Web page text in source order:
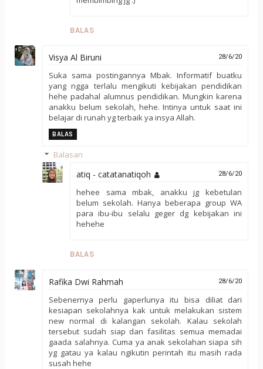
BALAS
Visya Al Biruni 28/6/20
Suka sama postingannya Mbak. Informatif buatku
yang ngga terlalu mengikuti kebijakan pendidikan
hehe padahal alumnus pendidikan. Mungkin karena
anakku belum sekolah, hehe. Intinya untuk saat ini
belajar di runah yg terbaik ya insya Allah.
BALAS
Balasan
atiq - catatanatiqoh 28/6/20
hehee sama mbak, anakku jg kebetulan
belum sekolah. Hanya beberapa group WA
para ibu-ibu selalu geger dg kebijakan ini
hehehe
BALAS
Rafika Dwi Rahmah 28/6/20
Sebenernya perlu gaperlunya itu bisa diliat dari
kesiapan sekolahnya kak untuk melakukan sistem
new normal di kalangan sekolah. Kalau sekolah
tersebut sudah siap dan fasilitas semua memadai
gaada salahnya. Cuma ya anak sekolahan siapa sih
yg gatau ya kalau ngikutin perintah itu masih rada
susah hehe